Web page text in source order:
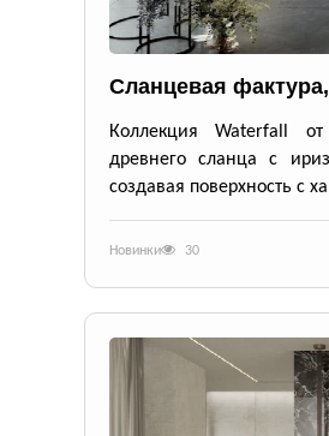
Сланцевая
Коллекция Waterfall от
древнего сланца с
создавая поверхность с
Новинки 30